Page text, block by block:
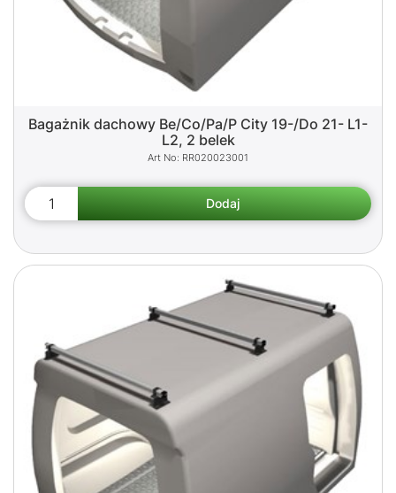
Bagażnik dachowy Be/Co/Pa/P City 19-/Do 21- L1-
L2, 2 belek
RR020023001